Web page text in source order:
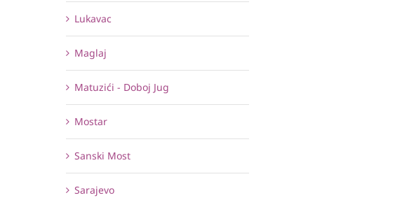
Lukavac
Maglaj
Matuzići - Doboj Jug
Mostar
Sanski Most
Sarajevo